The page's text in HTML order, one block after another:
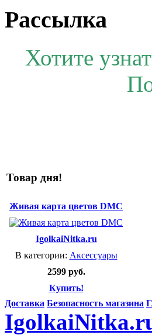
Рассылка
Хотите
Товар дня!
Живая карта цветов DMC
IgolkaiNitka.ru
В категории: Аксессуары
2599 руб.
Купить!
Доставка Безопасность магазина